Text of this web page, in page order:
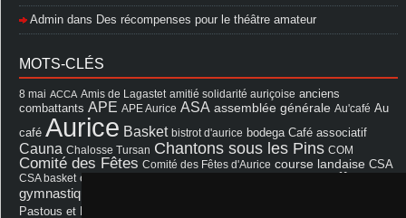
Admin dans Des récompenses pour le théâtre amateur
MOTS-CLÉS
8 mai ACCA Amis de Lagastet amitié solidarité auriçoise anciens
combattants APE APE Aurice ASA assemblée générale Au'café Au
café Aurice Basket bistrot d'aurice bodega Café associatif
Cauna Chalosse Tursan Chantons sous les Pins COM
Comité des Fêtes Comité des Fêtes d'Aurice course landaise CSA
CSA basket cérémonie
fêtes
gymnastique volontaire
Pastous et Pastourettes